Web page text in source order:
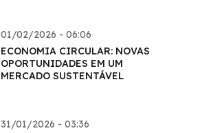
01/02/2026 - 06:06
ECONOMIA CIRCULAR: NOVAS
OPORTUNIDADES EM UM
MERCADO SUSTENTÁVEL
31/01/2026 - 03:36